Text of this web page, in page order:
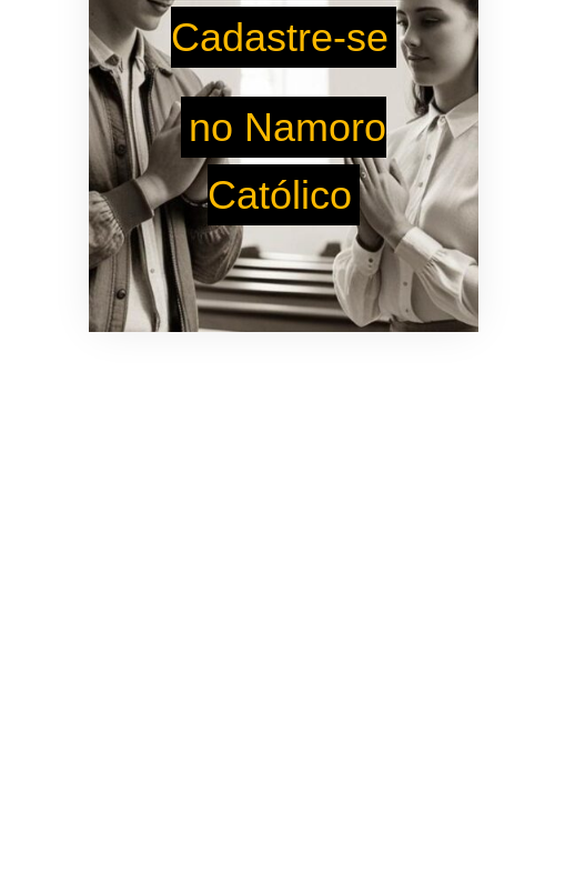
Cadastre-se
no Namoro
Católico